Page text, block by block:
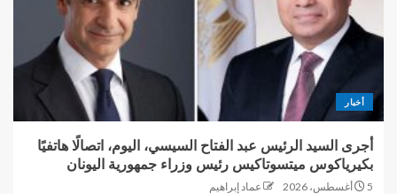
أخبار
أجرى السيد الرئيس عبد الفتاح السيسي، اليوم، اتصالًا هاتفيًا
بكيرياكوس ميتسوتاكيس رئيس وزراء جمهورية اليونان
5 أغسطس، 2026 عماد إبراهيم